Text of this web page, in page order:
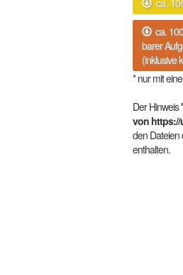
ca.
ca.
barer
(inklusive
* nur mit
Der Hinweis
von
den Dateien
enthalten.